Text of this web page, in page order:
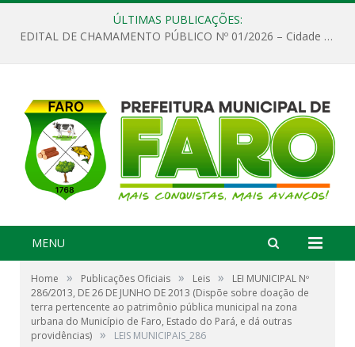
ÚLTIMAS PUBLICAÇÕES:
EDITAL DE CHAMAMENTO PÚBLICO Nº 01/2026 – Cidade de Faro
MENU
Home » Publicações Oficiais » Leis »
LEI MUNICIPAL Nº
286/2013, DE 26 DE JUNHO DE 2013 (Dispõe sobre doação de
terra pertencente ao patrimônio pública municipal na zona
urbana do Município de Faro, Estado do Pará, e dá outras
providências) » LEIS MUNICIPAIS_286